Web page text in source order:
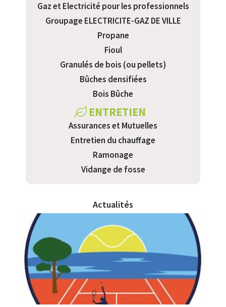
Gaz et Electricité pour les professionnels
Groupage ELECTRICITE-GAZ DE VILLE
Propane
Fioul
Granulés de bois (ou pellets)
Bûches densifiées
Bois Bûche
ENTRETIEN
Assurances et Mutuelles
Entretien du chauffage
Ramonage
Vidange de fosse
Actualités